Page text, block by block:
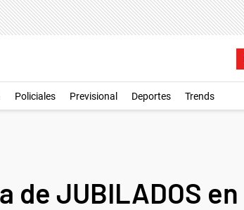
Policiales Previsional Deportes Trends
de JUBILADOS en